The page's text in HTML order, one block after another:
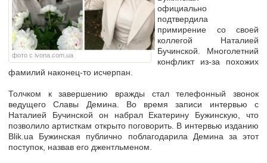
фото с ivona.com.ua
официально
подтвердила
примирение со своей
коллегой Наталией
Бучинской. Многолетний
конфликт из-за похожих
фамилий наконец-то исчерпан.
Толчком к завершению вражды стал телефонный звонок
ведущего Славы Демина. Во время записи интервью с
Наталией Бучинской он набрал Екатерину Бужинскую, что
позволило артисткам открыто поговорить. В интервью изданию
Blik.ua Бужинская публично поблагодарила Демина за этот
поступок, назвав его джентльменом.